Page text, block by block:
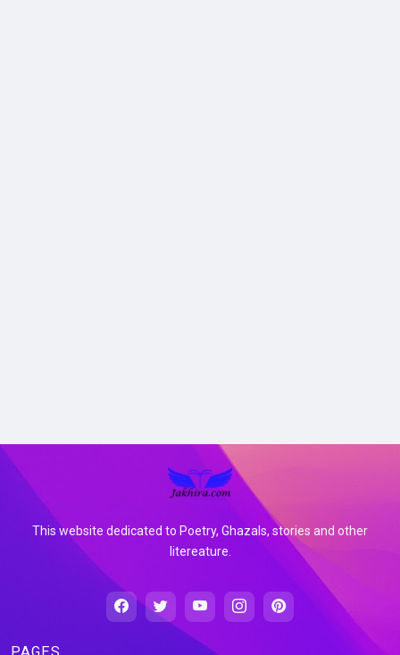
This website dedicated to Poetry, Ghazals, stories and other
litereature.